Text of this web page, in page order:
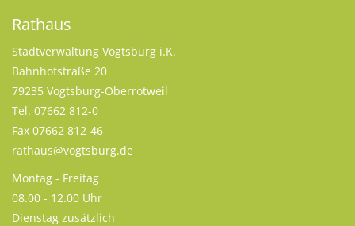
Rathaus
Stadtverwaltung Vogtsburg i.K.
Bahnhofstraße 20
79235 Vogtsburg-Oberrotweil
Tel. 07662 812-0
Fax 07662 812-46
rathaus@vogtsburg.de
Montag - Freitag
08.00 - 12.00 Uhr
Dienstag zusätzlich